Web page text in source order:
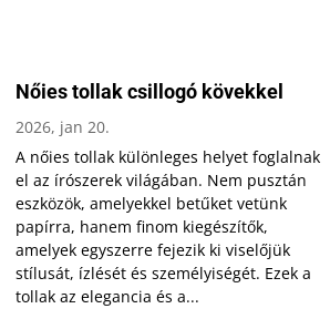
Nőies tollak csillogó kövekkel
2026, jan 20.
A nőies tollak különleges helyet foglalnak
el az írószerek világában. Nem pusztán
eszközök, amelyekkel betűket vetünk
papírra, hanem finom kiegészítők,
amelyek egyszerre fejezik ki viselőjük
stílusát, ízlését és személyiségét. Ezek a
tollak az elegancia és a...